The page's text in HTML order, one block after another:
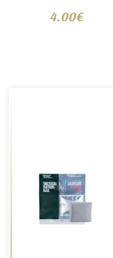
4.00€